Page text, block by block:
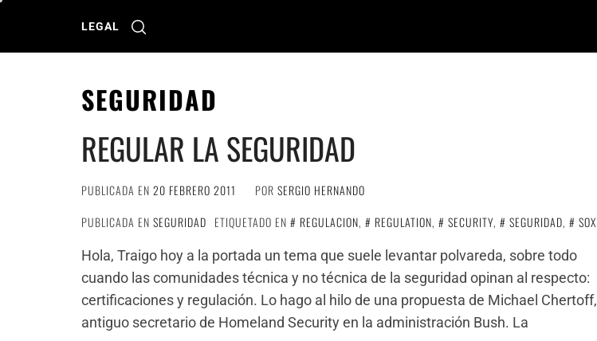
LEGAL
SEGURIDAD
REGULAR LA SEGURIDAD
PUBLICADA EN 20 FEBRERO 2011 POR SERGIO HERNANDO
PUBLICADA EN SEGURIDAD ETIQUETADO EN REGULACION, REGULATION, SECURITY, SEGURIDAD,
SOX
Hola, Traigo hoy a la portada un tema que suele levantar polvareda, sobre todo
cuando las comunidades técnica y no técnica de la seguridad opinan al respecto:
certificaciones y regulación. Lo hago al hilo de una propuesta de Michael Chertoff,
antiguo secretario de Homeland Security en la administración Bush. La